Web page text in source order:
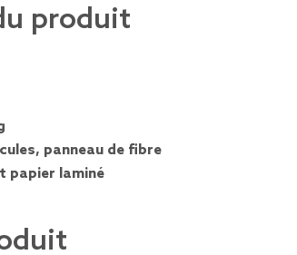
produit
panneau de fibre
papier laminé